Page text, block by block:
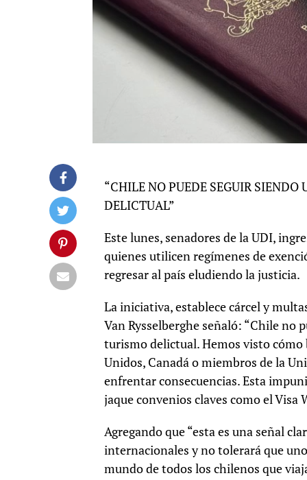
“CHILE NO PUEDE SEGUIR
DELICTUAL”
Este lunes, senadores de la UDI,
quienes utilicen regímenes de
regresar al país eludiendo la justicia.
La iniciativa, establece cárcel y
Van Rysselberghe señaló: “Chile no
turismo delictual. Hemos visto cómo
Unidos, Canadá o miembros de la
enfrentar consecuencias. Esta
jaque convenios claves como el Visa
Agregando que “esta es una señal
internacionales y no tolerará que
mundo de todos los chilenos que